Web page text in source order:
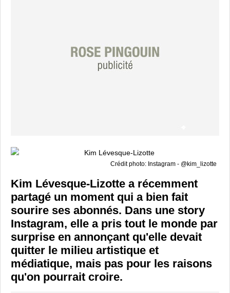
Crédit photo: Instagram - @kim_lizotte
Kim Lévesque-Lizotte a récemment
partagé un moment qui a bien fait
sourire ses abonnés. Dans une story
Instagram, elle a pris tout le monde par
surprise en annonçant qu'elle devait
quitter le milieu artistique et
médiatique, mais pas pour les raisons
qu'on pourrait croire.